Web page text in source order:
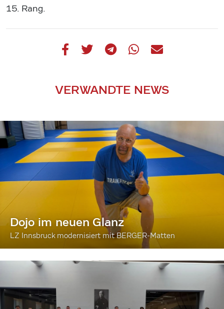
15. Rang.
VERWANDTE NEWS
Dojo im neuen Glanz
LZ Innsbruck modernisiert mit BERGER-Matten